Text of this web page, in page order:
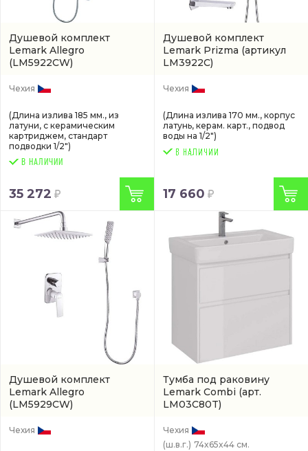
Душевой комплект
Lemark Allegro
(LM5922CW)
Чехия
(Длина излива 185 мм., из
латуни, с керамическим
картриджем, стандарт
подводки 1/2")
В НАЛИЧИИ
35 272
Душевой комплект
Lemark Prizma (артикул
LM3922C)
Чехия
(Длина излива 170 мм., корпус
латунь, керам. карт., подвод
воды на 1/2")
17 660
Душевой комплект
Lemark Allegro
(LM5929CW)
Чехия
Тумба под раковину
Lemark Combi (арт.
LM03C80T)
Чехия
(ш.в.г.) 74x65x44 см.